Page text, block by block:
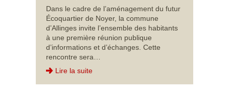
Dans le cadre de l’aménagement du futur
Écoquartier de Noyer, la commune
d’Allinges invite l’ensemble des habitants
à une première réunion publique
d’informations et d’échanges. Cette
rencontre sera…
Lire la suite